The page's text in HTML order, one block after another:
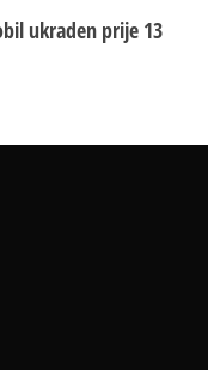
ukraden prije 13